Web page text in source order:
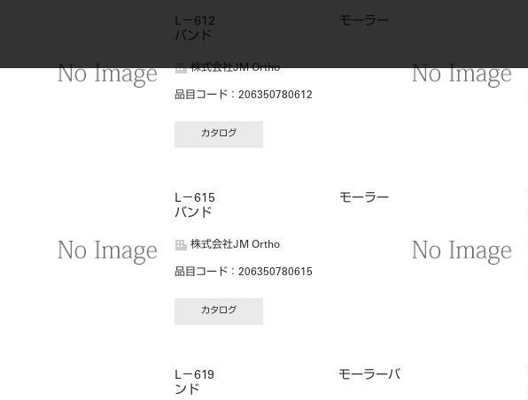
L－612 モーラー
バンド
株式会社JM Ortho
品目コード ：206350780612
カタログ
L－615 モーラー
バンド
株式会社JM Ortho
品目コード ：206350780615
カタログ
L－619 モーラーバ
ンド